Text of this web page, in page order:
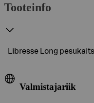
Tooteinfo
Libresse Long
Valmistajariik